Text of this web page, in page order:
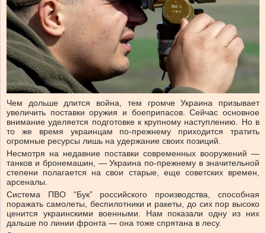
Чем дольше длится война, тем громче Украина призывает
увеличить поставки оружия и боеприпасов. Сейчас основное
внимание уделяется подготовке к крупному наступлению. Но в
то же время украинцам по-прежнему приходится тратить
огромные ресурсы лишь на удержание своих позиций.
Несмотря на недавние поставки современных вооружений —
танков и бронемашин, — Украина по-прежнему в значительной
степени полагается на свои старые, еще советских времен,
арсеналы.
Система ПВО “Бук” российского производства, способная
поражать самолеты, беспилотники и ракеты, до сих пор высоко
ценится украинскими военными. Нам показали одну из них
дальше по линии фронта — она тоже спрятана в лесу.